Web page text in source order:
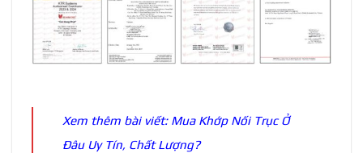
Xem thêm bài viết: Mua Khớp Nối Trục Ở
Đâu Uy Tín, Chất Lượng?